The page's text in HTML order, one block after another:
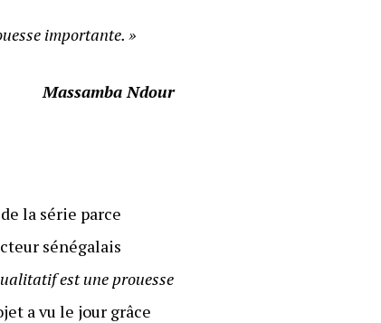
importante. »
Massamba Ndour
la série parce
sénégalais
est une prouesse
a vu le jour grâce